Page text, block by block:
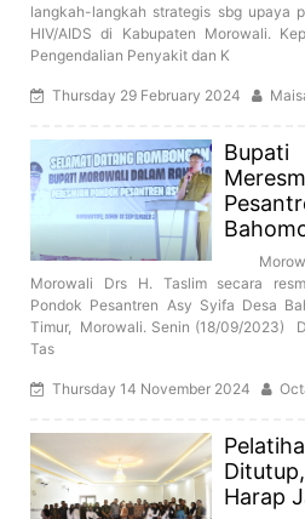
langkah-langkah strategis sbg upaya
HIV/AIDS di Kabupaten Morowali.
Pengendalian Penyakit dan K
Thursday 29 February 2024
Morowali Drs H. Taslim secara
Pondok Pesantren Asy Syifa Desa
Timur, Morowali. Senin (18/09/2023)
Tas
Thursday 14 November 2024
Harap